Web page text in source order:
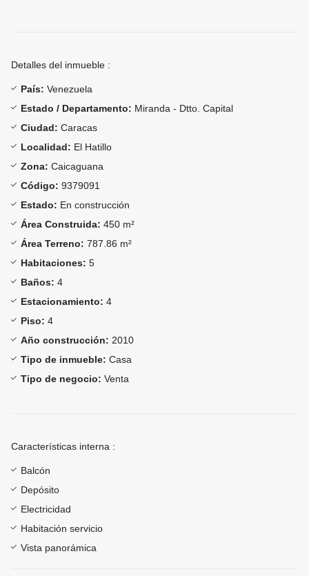
Detalles del inmueble :
País: Venezuela
Estado / Departamento: Miranda - Dtto. Capital
Ciudad: Caracas
Localidad: El Hatillo
Zona: Caicaguana
Código: 9379091
Estado: En construcción
Área Construida: 450 m²
Área Terreno: 787.86 m²
Habitaciones: 5
Baños: 4
Estacionamiento: 4
Piso: 4
Año construcción: 2010
Tipo de inmueble: Casa
Tipo de negocio: Venta
Características interna :
Balcón
Depósito
Electricidad
Habitación servicio
Vista panorámica